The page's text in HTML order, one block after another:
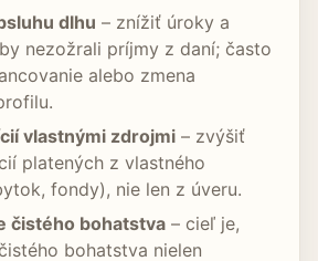
dlhu – znížiť úroky a
nezožrali príjmy z daní; často
alebo zmena
vlastnými zdrojmi– zvýšiť
platených z vlastného
fondy), nie len z úveru.
čistého bohatstva– cieľ je,
bohatstva nielen